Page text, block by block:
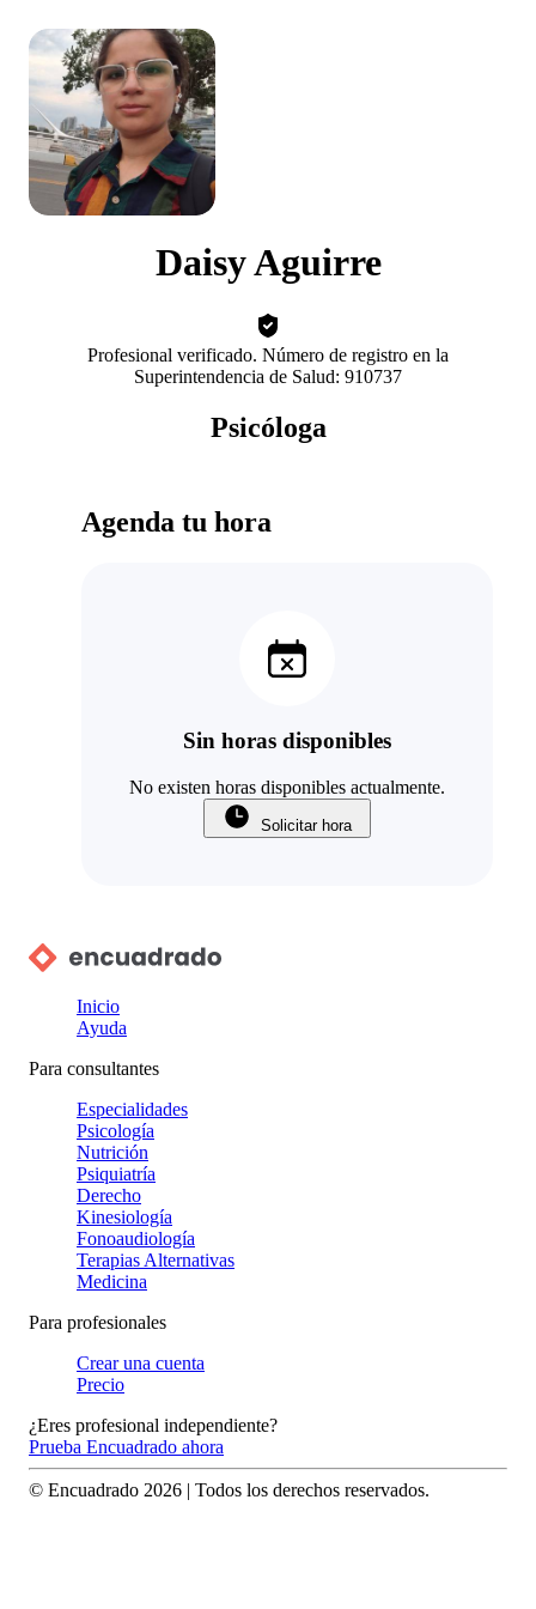
Daisy Aguirre
Profesional verificado. Número de registro en la
Superintendencia de Salud: 910737
Psicóloga
Agenda tu hora
Sin horas disponibles
No existen horas disponibles actualmente.
Solicitar hora
Inicio
Ayuda
Para consultantes
Especialidades
Psicología
Nutrición
Psiquiatría
Derecho
Kinesiología
Fonoaudiología
Terapias Alternativas
Medicina
Para profesionales
Crear una cuenta
Precio
¿Eres profesional independiente?
Prueba Encuadrado ahora
© Encuadrado 2026 | Todos los derechos reservados.